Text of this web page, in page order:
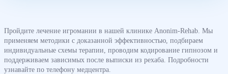
Пройдите лечение игромании в нашей клинике Anonim-Rehab. Мы
применяем методики с доказанной эффективностью, подбираем
индивидуальные схемы терапии, проводим кодирование гипнозом и
поддерживаем зависимых после выписки из рехаба. Подробности
узнавайте по телефону медцентра.